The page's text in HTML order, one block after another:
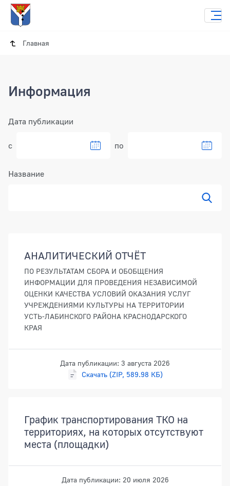
Главная
Информация
Дата публикации
с по
Название
АНАЛИТИЧЕСКИЙ ОТЧЁТ
ПО РЕЗУЛЬТАТАМ СБОРА И ОБОБЩЕНИЯ
ИНФОРМАЦИИ ДЛЯ ПРОВЕДЕНИЯ НЕЗАВИСИМОЙ
ОЦЕНКИ КАЧЕСТВА УСЛОВИЙ ОКАЗАНИЯ УСЛУГ
УЧРЕЖДЕНИЯМИ КУЛЬТУРЫ НА ТЕРРИТОРИИ
УСТЬ-ЛАБИНСКОГО РАЙОНА КРАСНОДАРСКОГО
КРАЯ
Дата публикации: 3 августа 2026
Скачать (ZIP, 589.98 КБ)
График транспортирования ТКО на
территориях, на которых отсутствуют
места (площадки)
Дата публикации: 20 июля 2026